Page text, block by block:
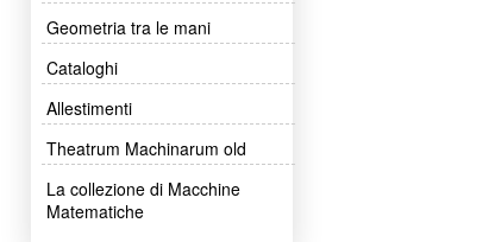
Geometria tra le mani
Cataloghi
Allestimenti
Theatrum Machinarum old
La collezione di Macchine
Matematiche